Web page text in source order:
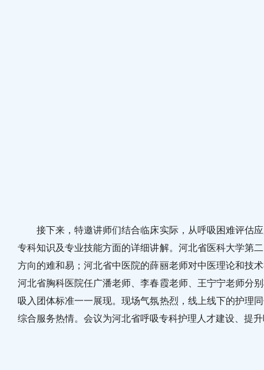
接下来，特邀讲师们结合临床实际，从呼吸困难评估应
专科知识及专业技能方面的详细讲解。河北省医科大学第
方向的难和易；河北省中医院的薛丽老师对中医理论和技
河北省胸科医院任广潘老师、李春霞老师、王宁宁老师分
吸入团体标准一一展现。现场气氛热烈，线上线下的护理
综合服务热情。会议为河北省呼吸专科护理人才建设、提